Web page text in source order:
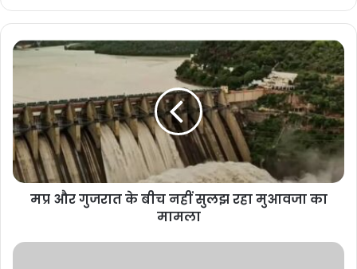
मप्र और गुजरात के बीच नहीं सुलझ रहा मुआवजा का
मामला